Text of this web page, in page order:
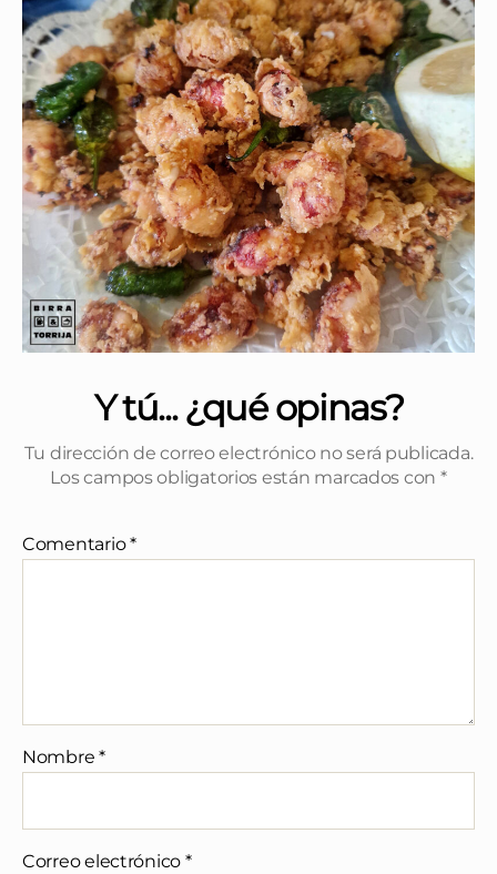
Y tú... ¿qué opinas?
Tu dirección de correo electrónico no será publicada.
Los campos obligatorios están marcados con *
Comentario*
Nombre*
Correo electrónico *